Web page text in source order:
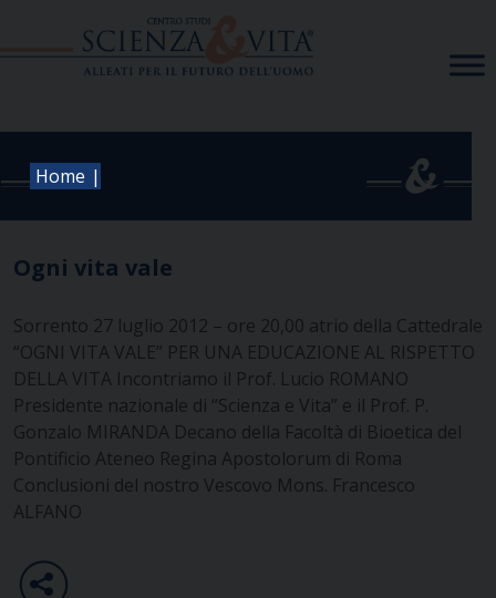
Home |
Ogni vita vale
Sorrento 27 luglio 2012 – ore 20,00 atrio della Cattedrale
“OGNI VITA VALE” PER UNA EDUCAZIONE AL RISPETTO
DELLA VITA Incontriamo il Prof. Lucio ROMANO
Presidente nazionale di “Scienza e Vita” e il Prof. P.
Gonzalo MIRANDA Decano della Facoltà di Bioetica del
Pontificio Ateneo Regina Apostolorum di Roma
Conclusioni del nostro Vescovo Mons. Francesco
ALFANO